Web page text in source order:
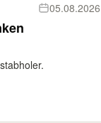
05.08.2026